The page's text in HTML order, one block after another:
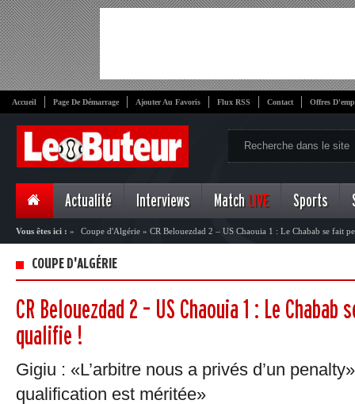
Accueil Page De Démarrage Ajouter Au Favoris Flux RSS Contact Offres
Actualité Interviews Match LIVE Sports
Vous êtes ici : » Coupe d'Algérie » CR Belouezdad 2 – US Chaouia 1 : Le Chabab se fait
COUPE D'ALGÉRIE
CR Belouezdad 2 – US Chaouia 1 : Le
qualifie !
Gigiu : «L’arbitre nous a privés d’un
qualification est méritée»